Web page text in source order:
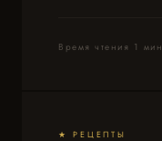
Время чтения 1 мин
★ РЕЦЕПТЫ